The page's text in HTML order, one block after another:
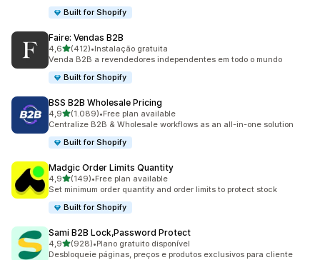
Built for Shopify
Faire: Vendas B2B
4,6de 5 estrelas
(412)
412 total de avaliações
•Instalação gratuita
Venda B2B a revendedores independentes em todo o mundo
Built for Shopify
BSS B2B Wholesale Pricing
4,9de 5 estrelas
(1.089)
1089 total de avaliações
•Free plan available
Centralize B2B & Wholesale workflows as an all-in-one solution
Built for Shopify
Madgic Order Limits Quantity
4,9de 5 estrelas
(149)
149 total de avaliações
•Free plan available
Set minimum order quantity and order limits to protect stock
Built for Shopify
Sami B2B Lock,Password Protect
4,9de 5 estrelas
(928)
928 total de avaliações
•Plano gratuito disponível
Desbloqueie páginas, preços e produtos exclusivos para cliente